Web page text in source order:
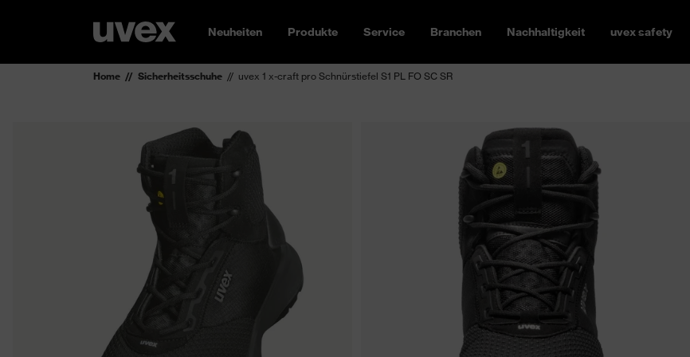
Neuheiten Produkte Service Branchen Nachhaltigkeit uvex safety
Home Sicherheitsschuhe uvex 1 x-craft pro Schnürstiefel S1 PL FO SC SR